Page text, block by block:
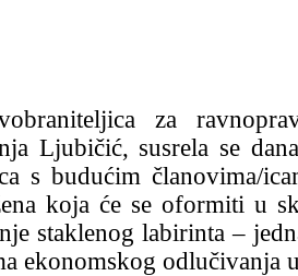
za
Ljubičić, susrela se
s budućim članovima/
koja će se oformiti u
staklenog labirinta –
ekonomskog odlučivanja